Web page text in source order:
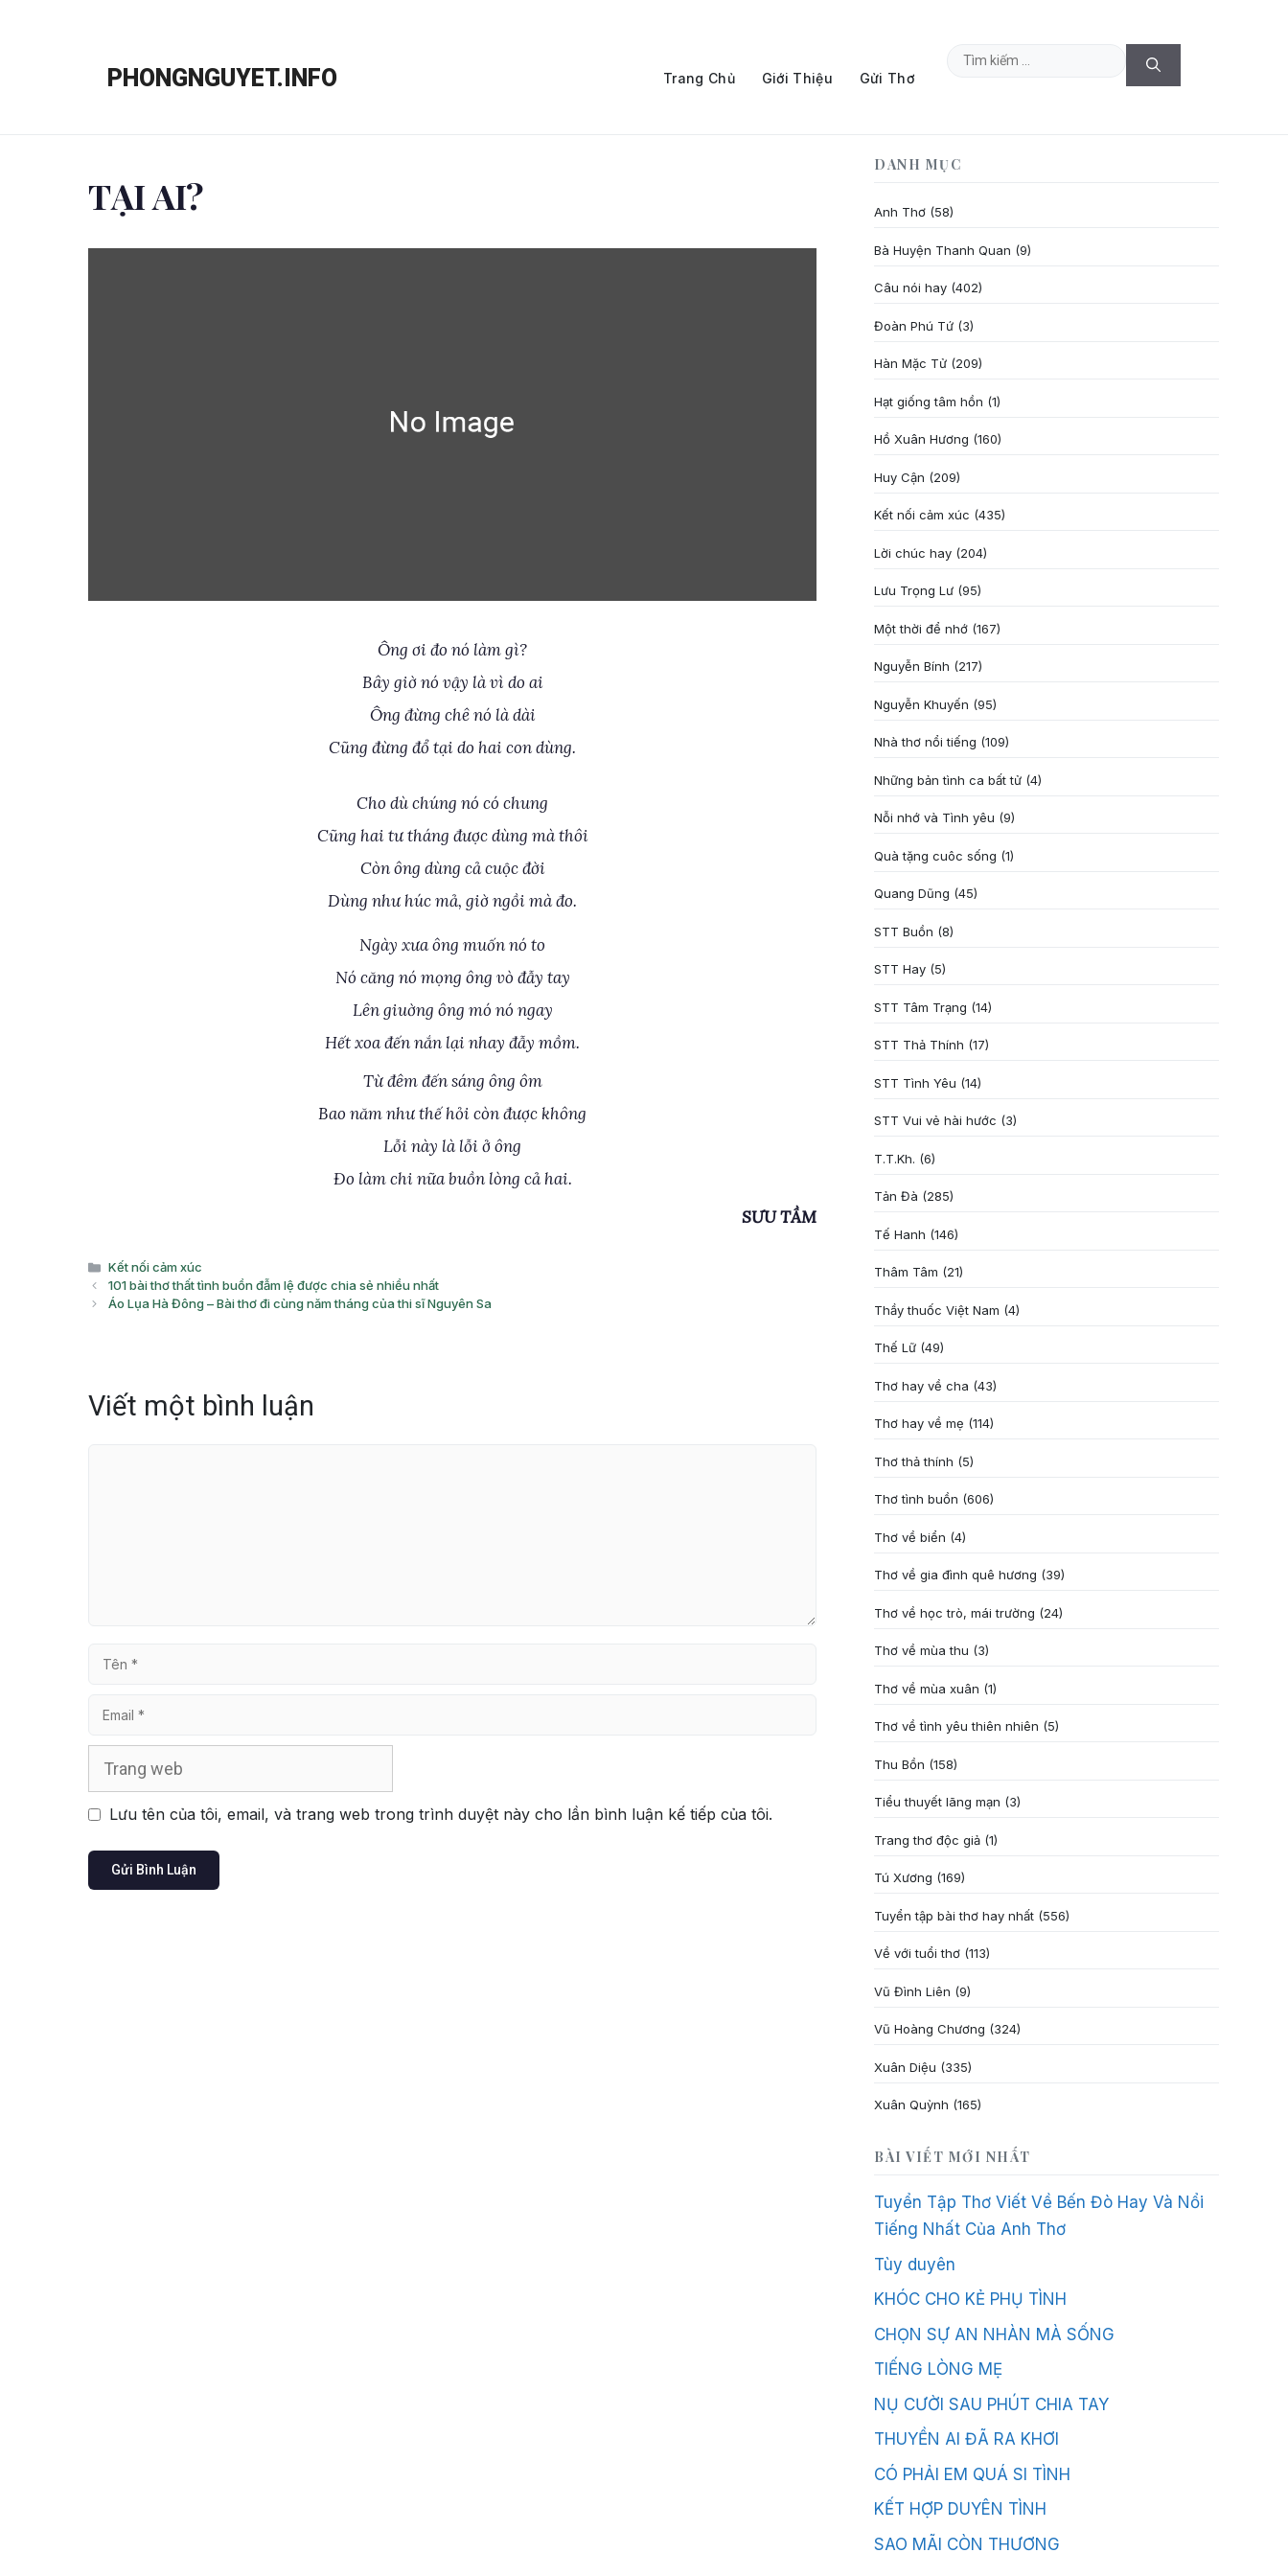
PHONGNGUYET.INFO Trang Chủ Giới Thiệu Gửi Thơ
Tìm
TẠI AI?
Ông ơi đo nó làm gì?
Bây giờ nó vậy là vì do ai
Ông đừng chê nó là dài
Cũng đừng đổ tại do hai con dùng.
Cho dù chúng nó có chung
Cũng hai tư tháng được dùng mà thôi
Còn ông dùng cả cuộc đời
Dùng như húc mả, giờ ngồi mà đo.
Ngày xưa ông muốn nó to
Nó căng nó mọng ông vò đẫy tay
Lên giuờng ông mó nó ngay
Hết xoa đến nắn lại nhay đẫy mồm.
Từ đêm đến sáng ông ôm
Bao năm như thế hỏi còn được không
Lỗi này là lỗi ở ông
Đo làm chi nữa buồn lòng cả hai.
SƯU TẦM
Danh
mục
Kết nối cảm xúc
101 bài thơ thất tình buồn đẫm lệ được chia sẻ nhiều nhất
Áo Lụa Hà Đông – Bài thơ đi cùng năm tháng của thi sĩ Nguyên Sa
Viết một bình luận
Tên
Email
Lưu tên của tôi, email, và trang web trong trình duyệt này cho lần bình luận kế tiếp của tôi.
DANH MỤC
Anh Thơ (58)
Bà Huyện Thanh Quan (9)
Câu nói hay (402)
Đoàn Phú Tứ (3)
Hàn Mặc Tử (209)
Hạt giống tâm hồn (1)
Hồ Xuân Hương (160)
Huy Cận (209)
Kết nối cảm xúc (435)
Lời chúc hay (204)
Lưu Trọng Lư (95)
Một thời để nhớ (167)
Nguyễn Bính (217)
Nguyễn Khuyến (95)
Nhà thơ nổi tiếng (109)
Những bản tình ca bất tử (4)
Nỗi nhớ và Tình yêu (9)
Quà tặng cuôc sống (1)
Quang Dũng (45)
STT Buồn (8)
STT Hay (5)
STT Tâm Trạng (14)
STT Thả Thính (17)
STT Tình Yêu (14)
STT Vui vẻ hài hước (3)
T.T.Kh. (6)
Tản Đà (285)
Tế Hanh (146)
Thâm Tâm (21)
Thầy thuốc Việt Nam (4)
Thế Lữ (49)
Thơ hay về cha (43)
Thơ hay về mẹ (114)
Thơ thả thính (5)
Thơ tình buồn (606)
Thơ về biển (4)
Thơ về gia đình quê hương (39)
Thơ về học trò, mái trường (24)
Thơ về mùa thu (3)
Thơ về mùa xuân (1)
Thơ về tình yêu thiên nhiên (5)
Thu Bồn (158)
Tiểu thuyết lãng mạn (3)
Trang thơ độc giả (1)
Tú Xương (169)
Tuyển tập bài thơ hay nhất (556)
Về với tuổi thơ (113)
Vũ Đình Liên (9)
Vũ Hoàng Chương (324)
Xuân Diệu (335)
Xuân Quỳnh (165)
BÀI VIẾT MỚI NHẤT
Tuyển Tập Thơ Viết Về Bến Đò Hay Và Nổi
Tiếng Nhất Của Anh Thơ
Tùy duyên
KHÓC CHO KẺ PHỤ TÌNH
CHỌN SỰ AN NHÀN MÀ SỐNG
TIẾNG LÒNG MẸ
NỤ CƯỜI SAU PHÚT CHIA TAY
THUYỀN AI ĐÃ RA KHƠI
CÓ PHẢI EM QUÁ SI TÌNH
KẾT HỢP DUYÊN TÌNH
SAO MÃI CÒN THƯƠNG